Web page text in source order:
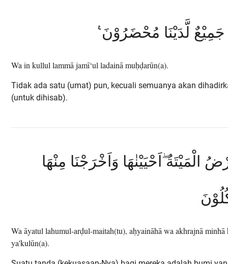
لَّدَيْنَا مُحْضَرُوْنَ
Wa in kullul lammā jamī‘ul ladainā muḥḍarūn(a).
Tidak ada satu (umat) pun, kecuali semuanya akan
(untuk dihisab).
الْمَيْتَةُ ۖاَحْيَيْنٰهَا وَاَخْرَجْنَا مِنْهَا
Wa āyatul lahumul-arḍul-maitah(tu), aḥyaināhā wa akhrajnā minhā
ya'kulūn(a).